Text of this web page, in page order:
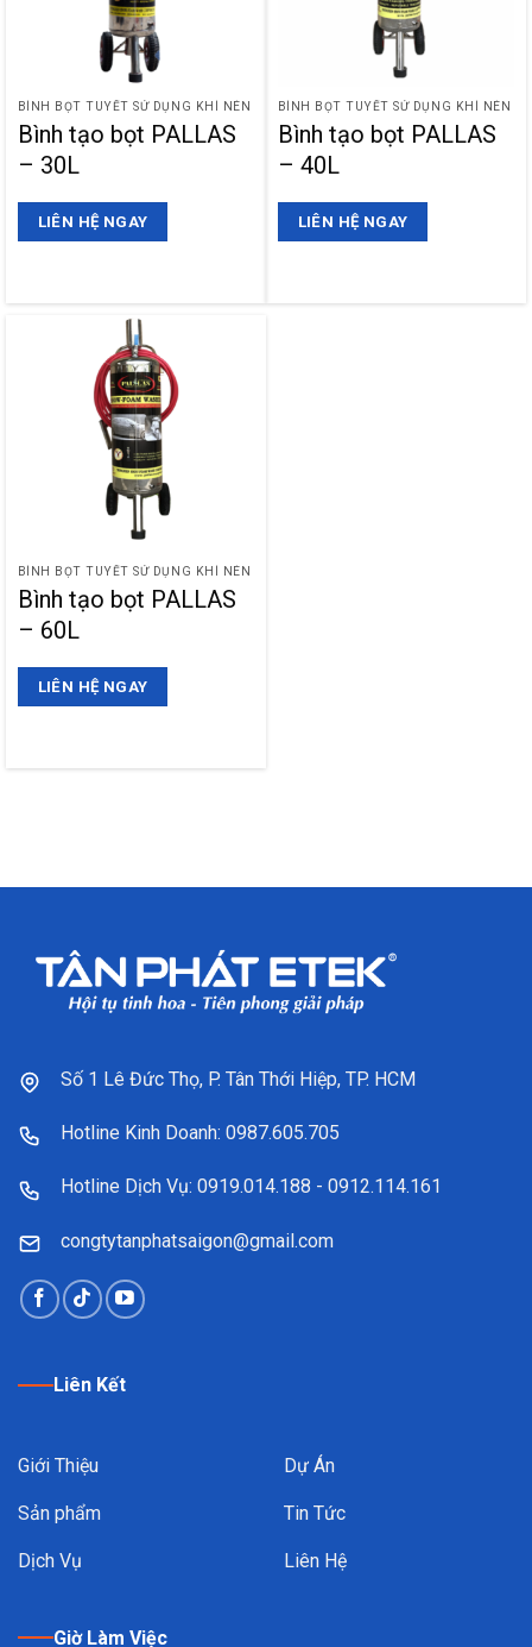
BÌNH BỌT TUYẾT SỬ DỤNG KHÍ NÉN
Bình tạo bọt PALLAS
– 30L
LIÊN HỆ NGAY
BÌNH BỌT TUYẾT SỬ DỤNG KHÍ NÉN
Bình tạo bọt PALLAS
– 40L
LIÊN HỆ NGAY
BÌNH BỌT TUYẾT SỬ DỤNG KHÍ NÉN
Bình tạo bọt PALLAS
– 60L
LIÊN HỆ NGAY
Số 1 Lê Đức Thọ, P. Tân Thới Hiệp, TP. HCM
Hotline Kinh Doanh: 0987.605.705
Hotline Dịch Vụ: 0919.014.188 - 0912.114.161
congtytanphatsaigon@gmail.com
Liên Kết
Giới Thiệu
Sản phẩm
Dịch Vụ
Dự Án
Tin Tức
Liên Hệ
Giờ Làm Việc